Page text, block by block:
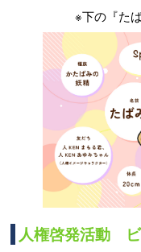
※下の『た
人権啓発活動